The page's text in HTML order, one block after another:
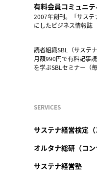
有料会員コミュニテ
2007年創刊。「サステ
にしたビジネス情報誌
読者組織SBL（サステ
月額990円で有料記事
を学ぶSBLセミナー（
SERVICES
サステナ経営検定（
オルタナ総研（コン
サステナ経営塾